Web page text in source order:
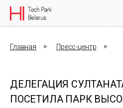
Главная Пресс-центр
ДЕЛЕГАЦИЯ
ПОСЕТИЛА ПАРК